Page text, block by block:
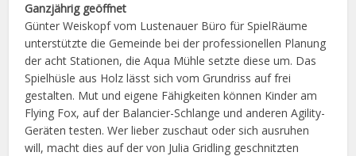
Ganzjährig geöffnet
Günter Weiskopf vom Lustenauer Büro für SpielRäume
unterstützte die Gemeinde bei der professionellen Planung
der acht Stationen, die Aqua Mühle setzte diese um. Das
Spielhüsle aus Holz lässt sich vom Grundriss auf frei
gestalten. Mut und eigene Fähigkeiten können Kinder am
Flying Fox, auf der Balancier-Schlange und anderen Agility-
Geräten testen. Wer lieber zuschaut oder sich ausruhen
will, macht dies auf der von Julia Gridling geschnitzten